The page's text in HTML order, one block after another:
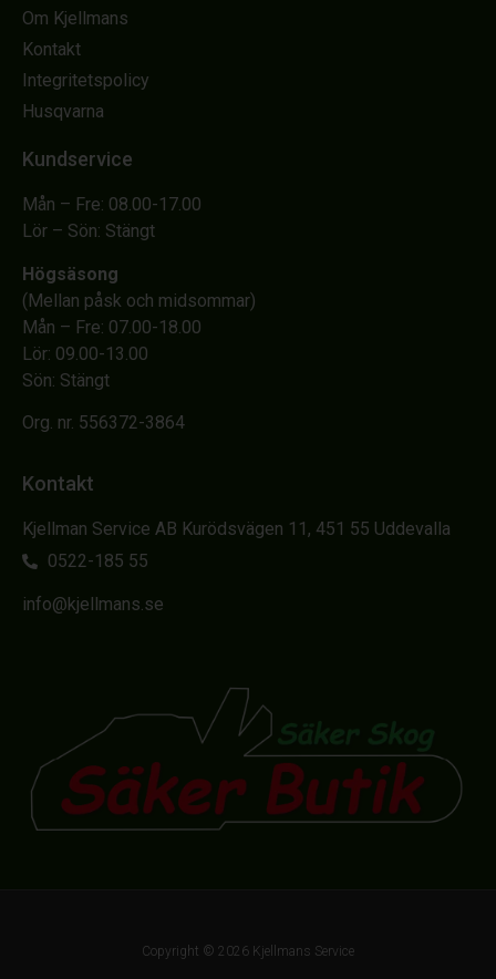
Om Kjellmans
Kontakt
Integritetspolicy
Husqvarna
Kundservice
Mån – Fre: 08.00-17.00
Lör – Sön: Stängt
Högsäsong
(Mellan påsk och midsommar)
Mån – Fre: 07.00-18.00
Lör: 09.00-13.00
Sön: Stängt
Org. nr. 556372-3864
Kontakt
Kjellman Service AB Kurödsvägen 11, 451 55 Uddevalla
0522-185 55
info@kjellmans.se
Copyright © 2026 Kjellmans Service